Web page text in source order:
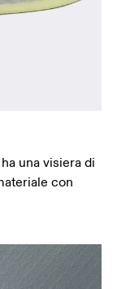
una visiera di
con